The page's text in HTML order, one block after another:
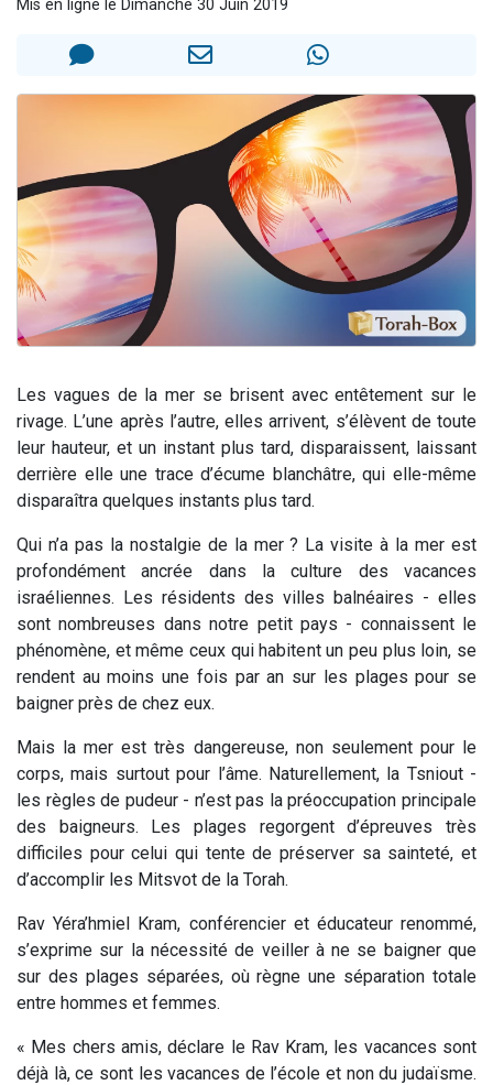
2 nouvelles musiques dans Torah-Box Music
4 personnes viennent de faire un don pour Reloger Rivka, 6 enfants, victime de violences...
Mis en ligne le Dimanche 30 Juin 2019
Les vagues de la mer se brisent avec entêtement sur le
rivage. L’une après l’autre, elles arrivent, s’élèvent de toute
leur hauteur, et un instant plus tard, disparaissent, laissant
derrière elle une trace d’écume blanchâtre, qui elle-même
disparaîtra quelques instants plus tard.
Qui n’a pas la nostalgie de la mer ? La visite à la mer est
profondément ancrée dans la culture des vacances
israéliennes. Les résidents des villes balnéaires - elles
sont nombreuses dans notre petit pays - connaissent le
phénomène, et même ceux qui habitent un peu plus loin, se
rendent au moins une fois par an sur les plages pour se
baigner près de chez eux.
Mais la mer est très dangereuse, non seulement pour le
corps, mais surtout pour l’âme. Naturellement, la Tsniout -
les règles de pudeur - n’est pas la préoccupation principale
des baigneurs. Les plages regorgent d’épreuves très
difficiles pour celui qui tente de préserver sa sainteté, et
d’accomplir les Mitsvot de la Torah.
Rav Yéra’hmiel Kram, conférencier et éducateur renommé,
s’exprime sur la nécessité de veiller à ne se baigner que
sur des plages séparées, où règne une séparation totale
entre hommes et femmes.
« Mes chers amis, déclare le Rav Kram, les vacances sont
déjà là, ce sont les vacances de l’école et non du judaïsme.